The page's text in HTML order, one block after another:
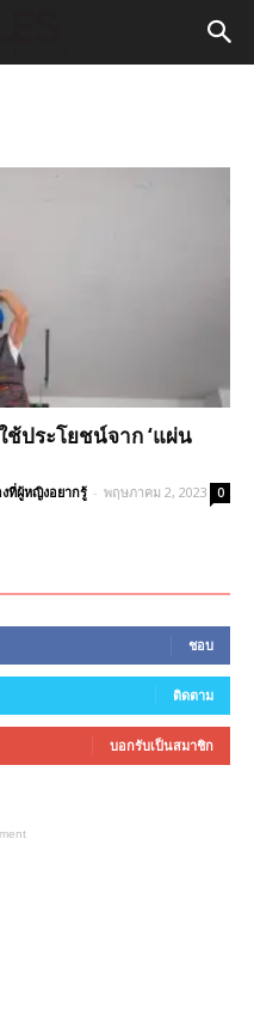
ประโยชน์จาก ‘แผ่น
ที่ผู้หญิงอยากรู้ - พฤษภาคม 2, 2023 0
ชอบ
ติดตาม
บอกรับเป็นสมาชิก